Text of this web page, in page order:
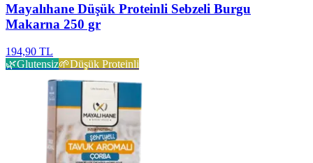
Mayalıhane Düşük Proteinli Sebzeli Burgu
Makarna 250 gr
194,90 TL
🌿Glutensiz🌱Düşük Proteinli